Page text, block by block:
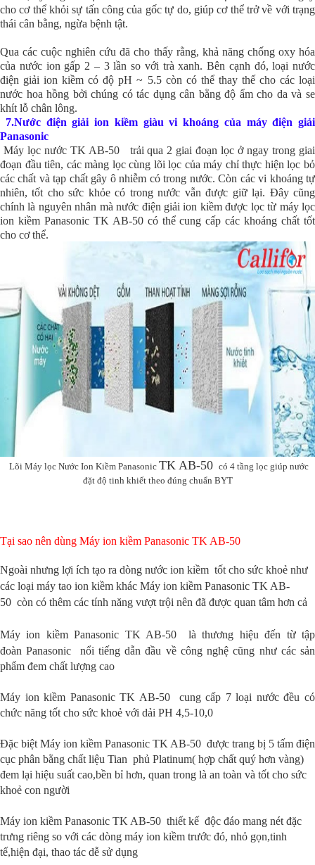
cho cơ thể khỏi sự tấn công của gốc tự do, giúp cơ thể trở về với trạng
thái cân bằng, ngừa bệnh tật.
Qua các cuộc nghiên cứu đã cho thấy rằng, khả năng chống oxy hóa
của nước ion gấp 2 – 3 lần so với trà xanh. Bên cạnh đó, loại nước
điện giải ion kiềm có độ pH ~ 5.5 còn có thể thay thế cho các loại
nước hoa hồng bởi chúng có tác dụng cân bằng độ ẩm cho da và se
khít lỗ chân lông.
7.Nước điện giải ion kiềm giàu vi khoáng của máy điện giải
Panasonic
Máy lọc nước TK AB-50 trải qua 2 giai đoạn lọc ở ngay trong giai
đoạn đầu tiên, các màng lọc cùng lõi lọc của máy chỉ thực hiện lọc bỏ
các chất và tạp chất gây ô nhiễm có trong nước. Còn các vi khoáng tự
nhiên, tốt cho sức khỏe có trong nước vẫn được giữ lại. Đây cũng
chính là nguyên nhân mà nước điện giải ion kiềm được lọc từ máy lọc
ion kiềm Panasonic TK AB-50 có thể cung cấp các khoáng chất tốt
cho cơ thể.
Lõi Máy lọc Nước Ion Kiềm Panasonic TK AB-50 có 4 tầng lọc giúp nước
đặt độ tinh khiết theo đúng chuẩn BYT
Tại sao nên dùng Máy ion kiềm Panasonic TK AB-50
Ngoài nhưng lợi ích tạo ra dòng nước ion kiềm tốt cho sức khoẻ như
các loại máy tao ion kiềm khác Máy ion kiềm Panasonic TK AB-
50 còn có thêm các tính năng vượt trội nên đã được quan tâm hơn cả
Máy ion kiềm Panasonic TK AB-50
là thương hiệu đến từ tập
đoàn Panasonic nổi tiếng dẫn đầu về công nghệ cũng như các sản
phẩm đem chất lượng cao
Máy ion kiềm PanasonicTK AB-50 cung cấp 7 loại nước đều có
chức năng tốt cho sức khoẻ với dải PH 4,5-10,0
Đặc biệt Máy ion kiềm Panasonic TK AB-50 được trang bị 5 tấm điện
cục phân bằng chất liệu Tian phủ Platinum( hợp chất quý hơn vàng)
đem lại hiệu suất cao,bền bỉ hơn, quan trong là an toàn và tốt cho sức
khoẻ con người
Máy ion kiềm Panasonic TK AB-50 thiết kế độc đáo mang nét đặc
trưng riêng so với các dòng máy ion kiềm trước đó, nhỏ gọn,tinh
tế,hiện đại, thao tác dễ sử dụng